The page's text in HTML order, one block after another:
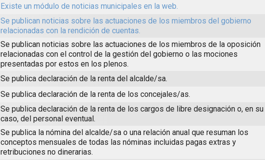
Existe un módulo de noticias municipales en la web.
Se publican noticias sobre las actuaciones de los miembros del gobierno
relacionadas con la rendición de cuentas.
Se publican noticias sobre las actuaciones de los miembros de la oposición
relacionadas con el control de la gestión del gobierno o las mociones
presentadas por estos en los plenos.
Se publica declaración de la renta del alcalde/sa.
Se publica declaración de la renta de los concejales/as.
Se publica declaración de la renta de los cargos de libre designación o, en su
caso, del personal eventual.
Se publica la nómina del alcalde/sa o una relación anual que resuman los
conceptos mensuales de todas las nóminas incluidas pagas extras y
retribuciones no dinerarias.